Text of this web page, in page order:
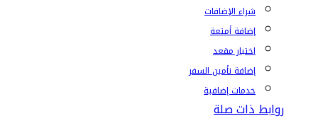
شراء الإضافات
إضافة أمتعة
اختيار مقعد
إضافة تأمين السفر
خدمات إضافية
روابط ذات صلة